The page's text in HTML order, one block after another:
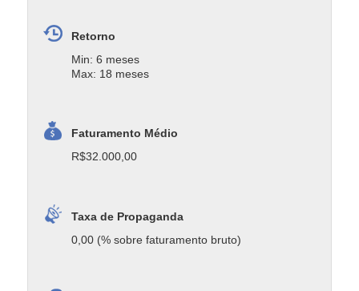
Retorno
Min: 6 meses
Max: 18 meses
Faturamento Médio
R$32.000,00
Taxa de Propaganda
0,00 (% sobre faturamento bruto)